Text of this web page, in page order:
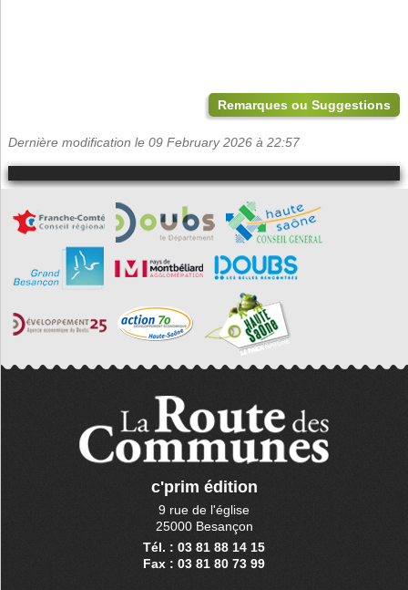
Remarques ou Suggestions
Dernière modification le 09 February 2026 à 22:57
c'prim édition
9 rue de l'église
25000 Besançon
Tél. : 03 81 88 14 15
Fax : 03 81 80 73 99